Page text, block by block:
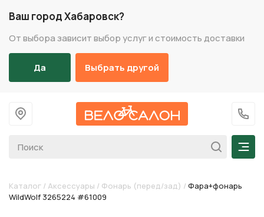
Ваш город Хабаровск?
От выбора зависит выбор услуг и стоимость доставки
Да Выбрать другой
На главную
+7
Каталог / Аксессуары / Фонарь (перед/зад) / Фара+фонарь
WildWolf 3265224 #61009